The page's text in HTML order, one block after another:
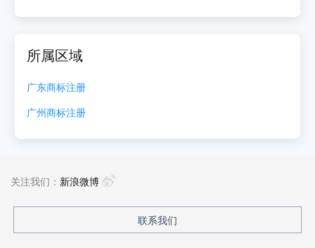
所属区域
广东商标注册
广州商标注册